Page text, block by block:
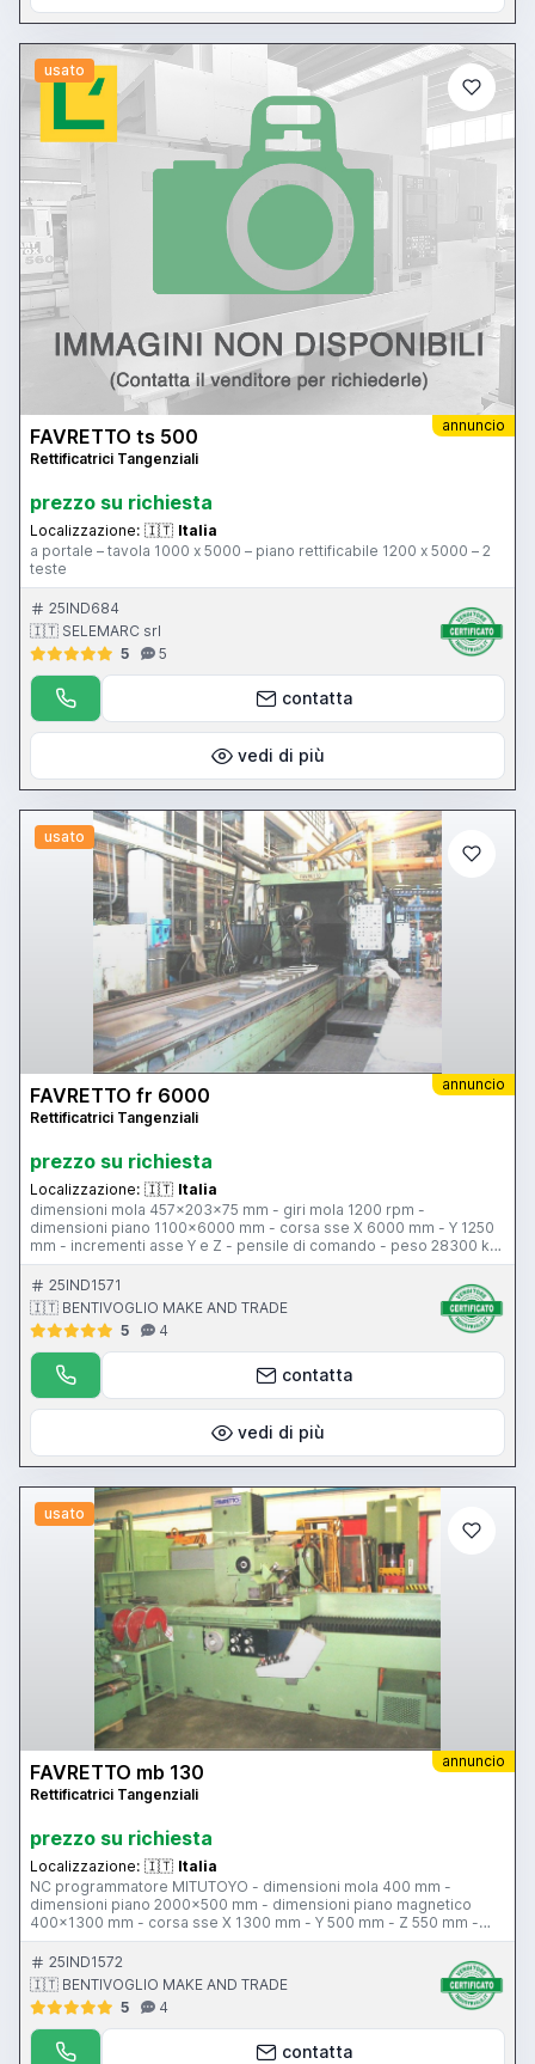
usato
annuncio
FAVRETTO ts 500
Rettificatrici Tangenziali
prezzo su richiesta
Localizzazione: 🇮🇹 Italia
a portale – tavola 1000 x 5000 – piano rettificabile 1200 x 5000 – 2
teste
25IND684
🇮🇹 SELEMARC srl
5
5
contatta
vedi di più
usato
annuncio
FAVRETTO fr 6000
Rettificatrici Tangenziali
prezzo su richiesta
Localizzazione: 🇮🇹 Italia
dimensioni mola 457x203x75 mm - giri mola 1200 rpm -
dimensioni piano 1100x6000 mm - corsa sse X 6000 mm - Y 1250
mm - incrementi asse Y e Z - pensile di comando - peso 28300 kg
- passaggio fra i montanti 1270 mm - massima altezza rettificabile
900 mm
25IND1571
🇮🇹 BENTIVOGLIO MAKE AND TRADE
5
4
contatta
vedi di più
usato
annuncio
FAVRETTO mb 130
Rettificatrici Tangenziali
prezzo su richiesta
Localizzazione: 🇮🇹 Italia
NC programmatore MITUTOYO - dimensioni mola 400 mm -
dimensioni piano 2000x500 mm - dimensioni piano magnetico
400x1300 mm - corsa sse X 1300 mm - Y 500 mm - Z 550 mm -
sistema di diamatatura - comandi idraulici - pensile di comando -
depuratore a tessuto - protezione antinfortunistica - potenza
motore 21,5 kw - bilanciatore
25IND1572
🇮🇹 BENTIVOGLIO MAKE AND TRADE
5
4
contatta